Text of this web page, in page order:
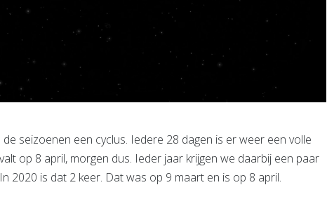
seizoenen een cyclus. Iedere 28 dagen is er weer een volle
op 8 april, morgen dus. Ieder jaar krijgen we daarbij een paar
2020 is dat 2 keer. Dat was op 9 maart en is op 8 april.